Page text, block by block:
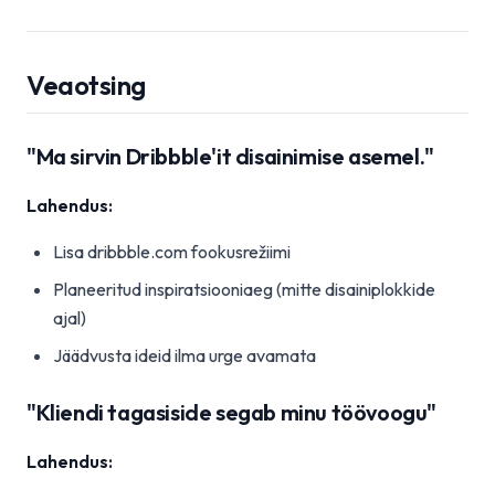
Veaotsing
"Ma sirvin Dribbble'it disainimise asemel."
Lahendus:
Lisa dribbble.com fookusrežiimi
Planeeritud inspiratsiooniaeg (mitte disainiplokkide
ajal)
Jäädvusta ideid ilma urge avamata
"Kliendi tagasiside segab minu töövoogu"
Lahendus: